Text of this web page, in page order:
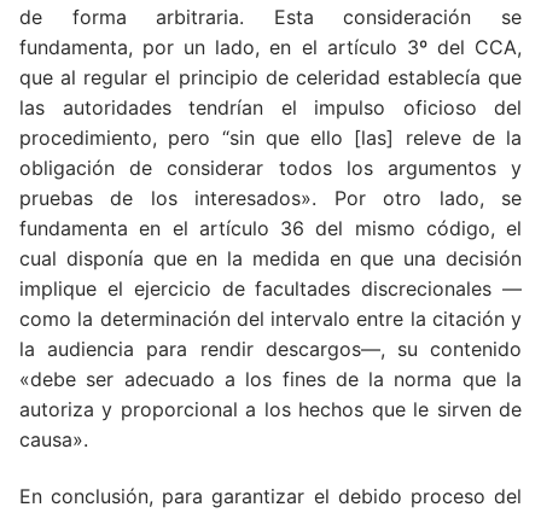
de forma arbitraria. Esta consideración se
fundamenta, por un lado, en el artículo 3º del CCA,
que al regular el principio de celeridad establecía que
las autoridades tendrían el impulso oficioso del
procedimiento, pero “sin que ello [las] releve de la
obligación de considerar todos los argumentos y
pruebas de los interesados». Por otro lado, se
fundamenta en el artículo 36 del mismo código, el
cual disponía que en la medida en que una decisión
implique el ejercicio de facultades discrecionales —
como la determinación del intervalo entre la citación y
la audiencia para rendir descargos—, su contenido
«debe ser adecuado a los fines de la norma que la
autoriza y proporcional a los hechos que le sirven de
causa».
En conclusión, para garantizar el debido proceso del